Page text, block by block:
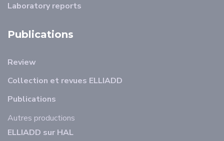
Laboratory reports
Publications
Review
Collection et revues ELLIADD
Publications
Autres productions
ELLIADD sur HAL